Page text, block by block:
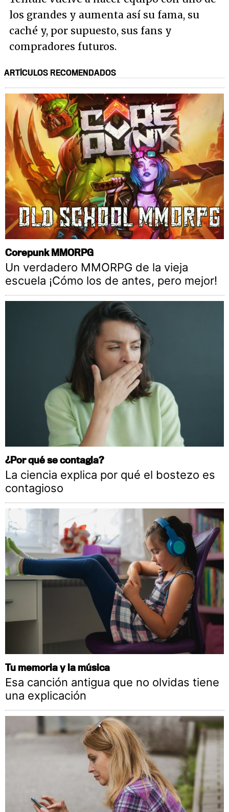
los grandes y aumenta así su fama, su
caché y, por supuesto, sus fans y
compradores futuros.
ARTÍCULOS RECOMENDADOS
Corepunk MMORPG
Un verdadero MMORPG de la vieja
escuela ¡Cómo los de antes, pero mejor!
¿Por qué se contagia?
La ciencia explica por qué el bostezo es
contagioso
Tu memoria y la música
Esa canción antigua que no olvidas tiene
una explicación